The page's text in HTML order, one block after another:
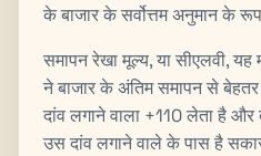
के बाजार के सर्वोत्तम अनुमान के रूप
समापन रेखा मूल्य, या सीएलवी, यह
ने बाजार के अंतिम समापन से
दांव लगाने वाला +110 लेता है और
उस दांव लगाने वाले के पास है